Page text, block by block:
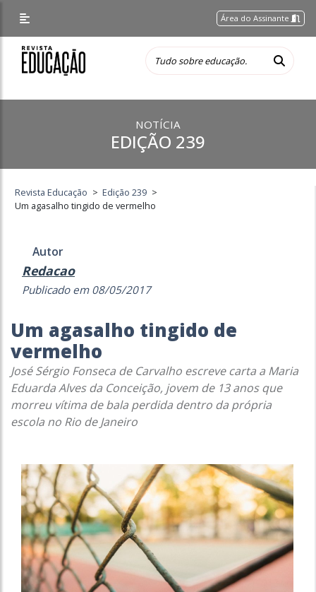
Área do Assinante
NOTÍCIA
EDIÇÃO 239
Revista Educação > Edição 239 >
Um agasalho tingido de vermelho
Autor
Redacao
Publicado em 08/05/2017
Um agasalho tingido de
vermelho
José Sérgio Fonseca de Carvalho escreve carta a Maria
Eduarda Alves da Conceição, jovem de 13 anos que
morreu vítima de bala perdida dentro da própria
escola no Rio de Janeiro